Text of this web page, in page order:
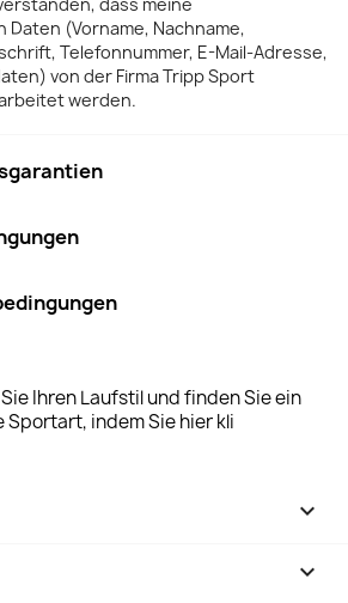
(Vorname, Nachname,
Telefonnummer, E-Mail-Adresse,
von der Firma Tripp Sport
werden.
Ihren Laufstil und finden Sie ein
Sportart, indem Sie hier kli

